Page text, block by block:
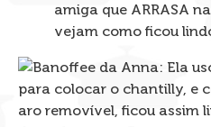
amiga que ARRASA
vejam como ficou